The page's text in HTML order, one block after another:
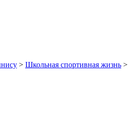
> Школьная спортивная жизнь >